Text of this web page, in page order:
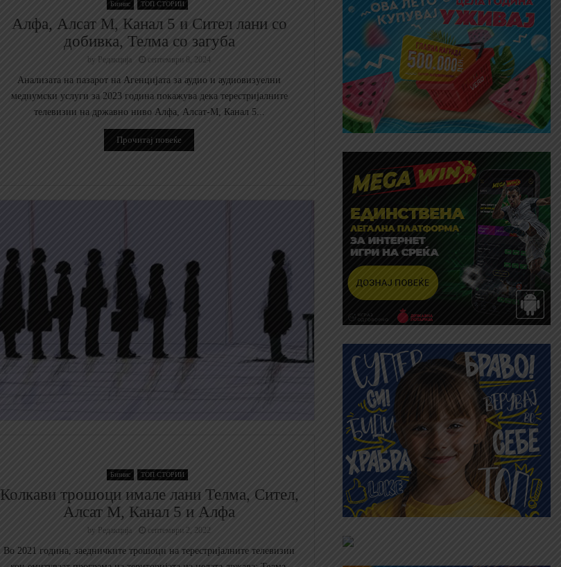
Бизнис ТОП СТОРИИ
Алфа, Алсат М, Канал 5 и Сител лани со
добивка, Телма со загуба
by Редакција септември 8, 2024
Анализата на пазарот на Агенцијата за аудио и аудиовизуелни
медиумски услуги за 2023 година покажува дека терестријалните
телевизии на државно ниво Алфа, Алсат-М, Канал 5...
Прочитај повеќе
Бизнис ТОП СТОРИИ
Колкави трошоци имале лани Телма, Сител,
Алсат М, Канал 5 и Алфа
by Редакција септември 2, 2022
Во 2021 година, заедничките трошоци на терестријалните телевизии